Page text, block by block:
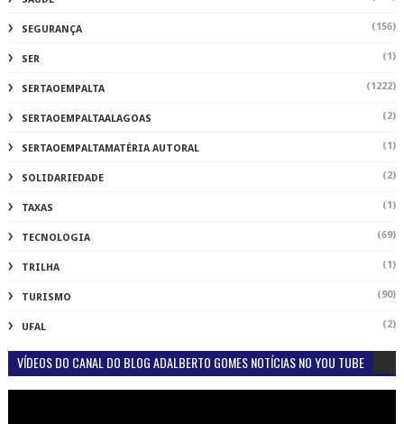
SEGURANÇA (156)
SER (1)
SERTAOEMPALTA (1222)
SERTAOEMPALTAALAGOAS (2)
SERTAOEMPALTAMATÉRIA AUTORAL (1)
SOLIDARIEDADE (2)
TAXAS (1)
TECNOLOGIA (69)
TRILHA (1)
TURISMO (90)
UFAL (2)
VÍDEOS DO CANAL DO BLOG ADALBERTO GOMES NOTÍCIAS NO YOU TUBE